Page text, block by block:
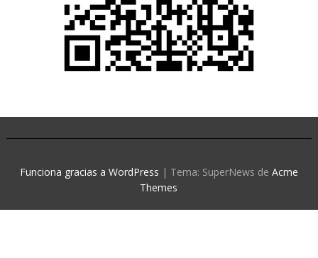
Funciona gracias a WordPress | Tema: SuperNews de Acme
Themes